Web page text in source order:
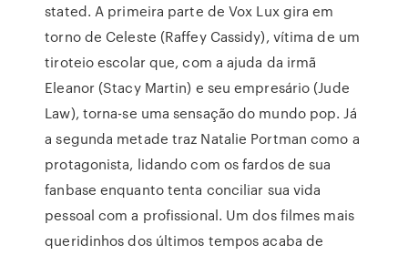
stated. A primeira parte de Vox Lux gira em
torno de Celeste (Raffey Cassidy), vítima de um
tiroteio escolar que, com a ajuda da irmã
Eleanor (Stacy Martin) e seu empresário (Jude
Law), torna-se uma sensação do mundo pop. Já
a segunda metade traz Natalie Portman como a
protagonista, lidando com os fardos de sua
fanbase enquanto tenta conciliar sua vida
pessoal com a profissional. Um dos filmes mais
queridinhos dos últimos tempos acaba de